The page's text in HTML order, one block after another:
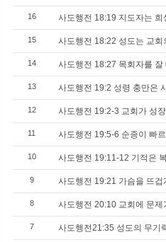
16 사도행전 18:19 지도자는
15 사도행전 18:22 성도는 교
14 사도행전 18:27 목회자를
13 사도행전 19:2 성령 충만은
12 사도행전 19:2-3 교회가 성
11 사도행전 19:5-6 순종이 빠
10 사도행전 19:11-12 기적은
9 사도행전 19:21 가슴을 뜨
8 사도행전 20:10 교회에 문
7 사도행전21:35 성도의 무기